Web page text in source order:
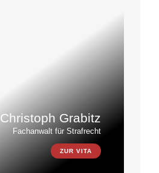
Christoph Grabitz
Fachanwalt für Strafrecht
ZUR VITA